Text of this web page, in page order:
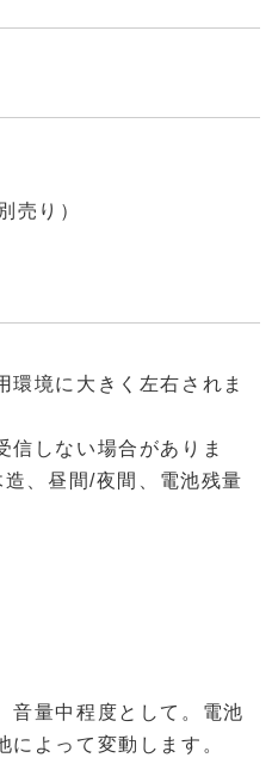
売り）
境に大きく左右されま
しない場合がありま
、昼間/夜間、電池残量
量中程度として。電池
よって変動します。